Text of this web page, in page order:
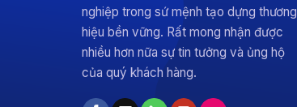
nghiệp trong sứ mệnh tạo dựng thương
hiệu bền vững. Rất mong nhận được
nhiều hơn nữa sự tin tưởng và ủng hộ
của quý khách hàng.